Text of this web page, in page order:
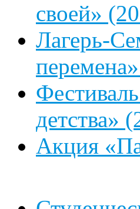
своей»
Лагерь-
детства»
Акция